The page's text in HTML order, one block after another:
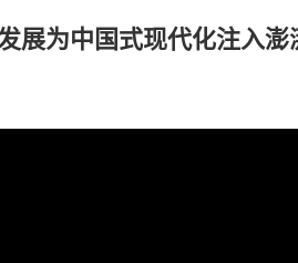
展为中国式现代化注入澎